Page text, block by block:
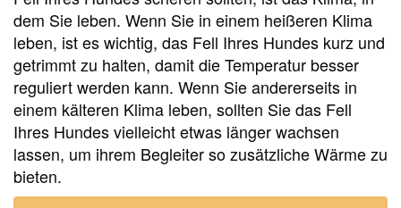
dem Sie leben. Wenn Sie in einem heißeren Klima
leben, ist es wichtig, das Fell Ihres Hundes kurz und
getrimmt zu halten, damit die Temperatur besser
reguliert werden kann. Wenn Sie andererseits in
einem kälteren Klima leben, sollten Sie das Fell
Ihres Hundes vielleicht etwas länger wachsen
lassen, um ihrem Begleiter so zusätzliche Wärme zu
bieten.